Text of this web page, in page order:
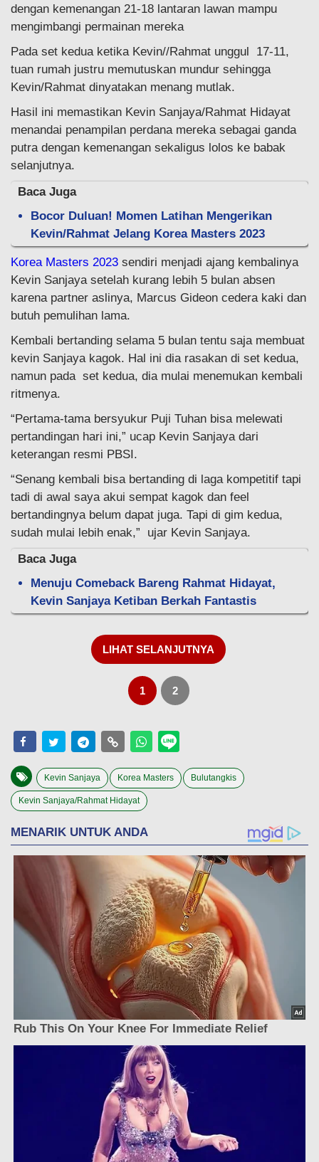
dengan kemenangan 21-18 lantaran lawan mampu
mengimbangi permainan mereka
Pada set kedua ketika Kevin//Rahmat unggul 17-11,
tuan rumah justru memutuskan mundur sehingga
Kevin/Rahmat dinyatakan menang mutlak.
Hasil ini memastikan Kevin Sanjaya/Rahmat Hidayat
menandai penampilan perdana mereka sebagai ganda
putra dengan kemenangan sekaligus lolos ke babak
selanjutnya.
Baca Juga
Bocor Duluan! Momen Latihan Mengerikan
Kevin/Rahmat Jelang Korea Masters 2023
Korea Masters 2023 sendiri menjadi ajang kembalinya
Kevin Sanjaya setelah kurang lebih 5 bulan absen
karena partner aslinya, Marcus Gideon cedera kaki dan
butuh pemulihan lama.
Kembali bertanding selama 5 bulan tentu saja membuat
kevin Sanjaya kagok. Hal ini dia rasakan di set kedua,
namun pada set kedua, dia mulai menemukan kembali
ritmenya.
“Pertama-tama bersyukur Puji Tuhan bisa melewati
pertandingan hari ini,” ucap Kevin Sanjaya dari
keterangan resmi PBSI.
“Senang kembali bisa bertanding di laga kompetitif tapi
tadi di awal saya akui sempat kagok dan feel
bertandingnya belum dapat juga. Tapi di gim kedua,
sudah mulai lebih enak,” ujar Kevin Sanjaya.
Baca Juga
Menuju Comeback Bareng Rahmat Hidayat,
Kevin Sanjaya Ketiban Berkah Fantastis
LIHAT SELANJUTNYA
1 2
Kevin Sanjaya Korea Masters Bulutangkis
Kevin Sanjaya/Rahmat Hidayat